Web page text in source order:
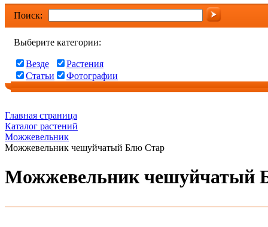
Поиск:
Выберите категории:
Везде
Растения
Статьи
Фотографии
Главная страница
Каталог растений
Можжевельник
Можжевельник чешуйчатый Блю Стар
Можжевельник чешуйчатый